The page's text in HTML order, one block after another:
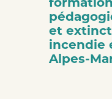
et
incendie
Alpes-